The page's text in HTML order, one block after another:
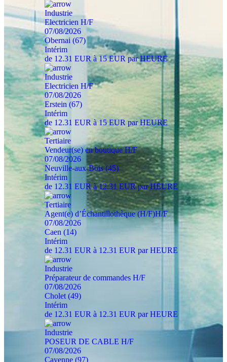
Industrie
Electricien H/F
07/08/2026
Obernai (67)
Intérim
de 12.31 EUR à 15 EUR par HEURE
Industrie
Electricien H/F
07/08/2026
Erstein (67)
Intérim
de 12.31 EUR à 15 EUR par HEURE
Tertiaire
Vendeur(se) en boutique H/F
07/08/2026
Neuville-aux-Bois (45)
Intérim
de 12.31 EUR à 12.31 EUR par HEURE
Tertiaire
Agent(e) d’Échantillothèque (H/F)H/F
07/08/2026
Caen (14)
Intérim
de 12.31 EUR à 12.31 EUR par HEURE
Industrie
Préparateur de commandes H/F
07/08/2026
Cholet (49)
Intérim
de 12.31 EUR à 12.31 EUR par HEURE
Industrie
POSEUR DE CABLE H/F
07/08/2026
Cayenne (97)